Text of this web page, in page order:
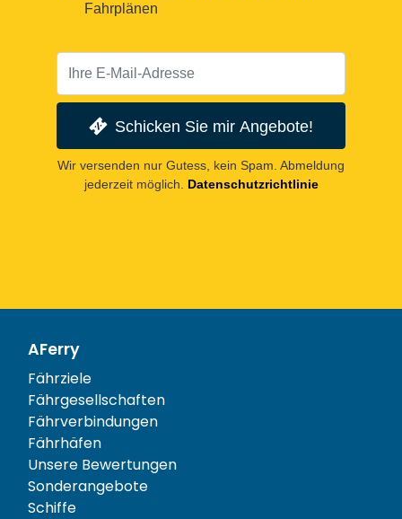
Fahrplänen
Schicken Sie mir Angebote!
Wir versenden nur Gutess, kein Spam. Abmeldung
jederzeit möglich.
Datenschutzrichtlinie
AFerry
Fährziele
Fährgesellschaften
Fährverbindungen
Fährhäfen
Unsere Bewertungen
Sonderangebote
Schiffe